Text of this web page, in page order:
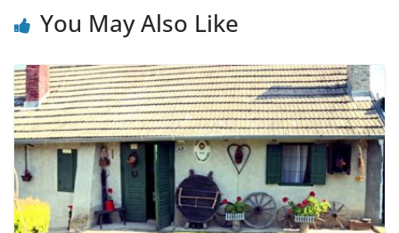
You May Also Like